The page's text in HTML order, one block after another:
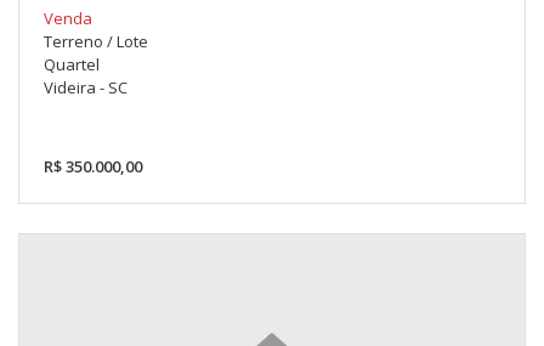
Venda
Terreno / Lote
Quartel
Videira - SC
R$ 350.000,00